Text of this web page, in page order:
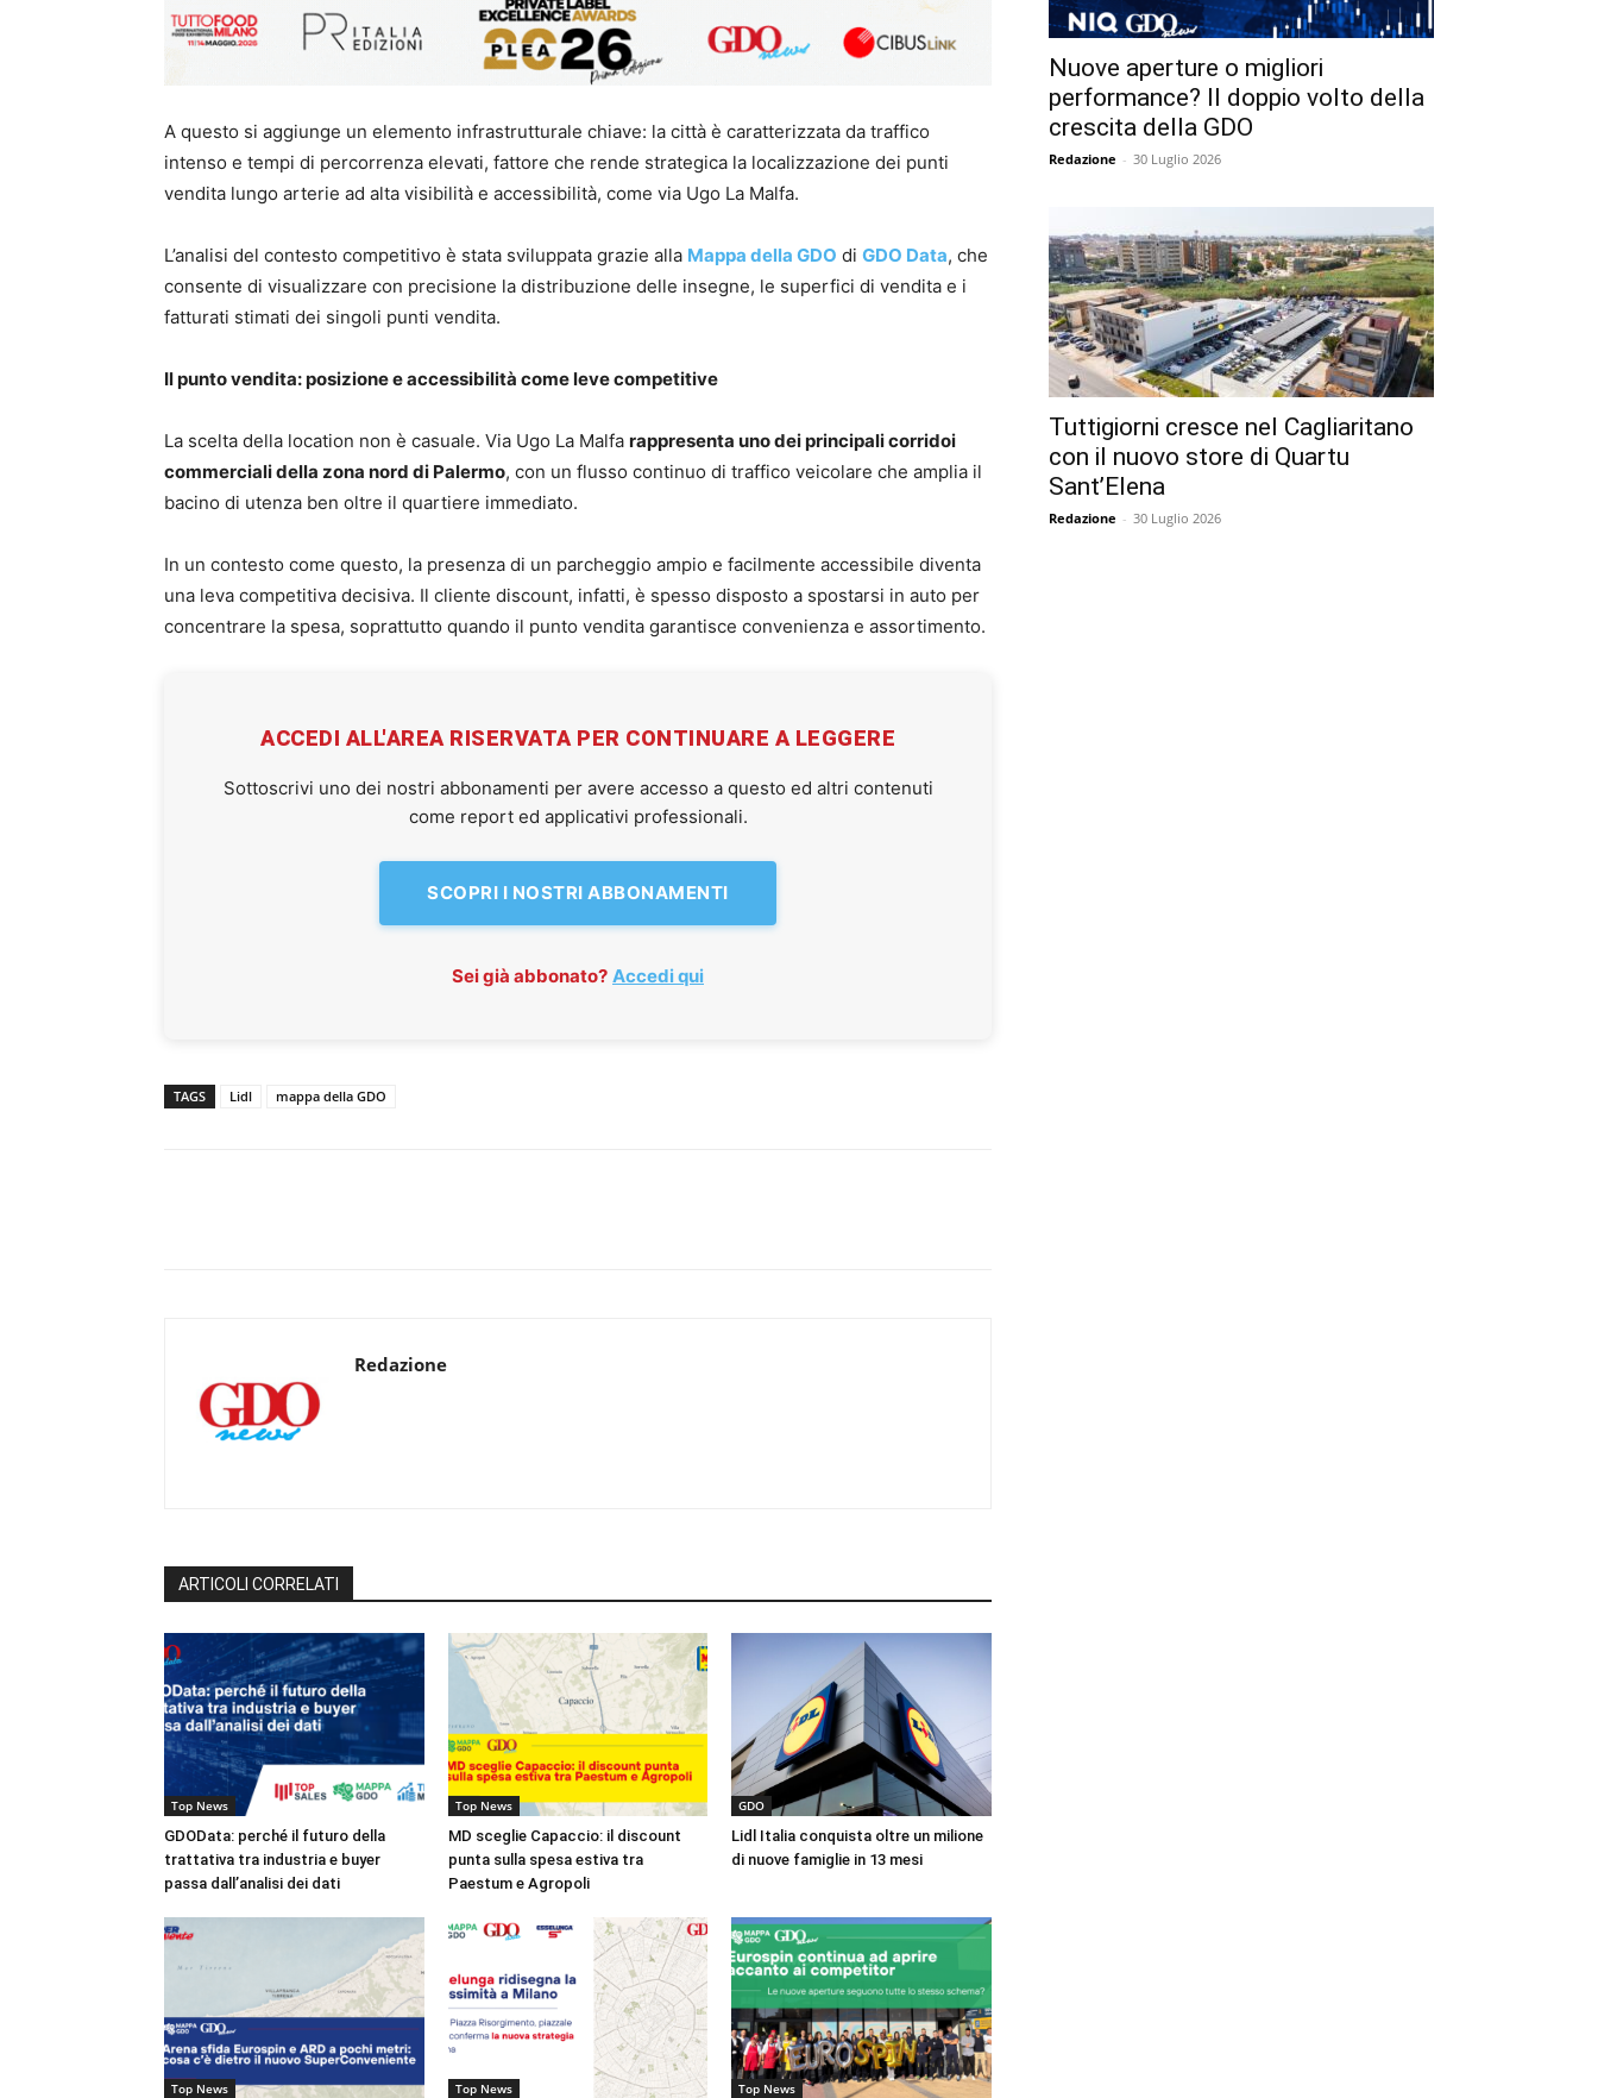
A questo si aggiunge un elemento infrastrutturale chiave: la città è caratterizzata da traffico
intenso e tempi di percorrenza elevati, fattore che rende strategica la localizzazione dei punti
vendita lungo arterie ad alta visibilità e accessibilità, come via Ugo La Malfa.
L’analisi del contesto competitivo è stata sviluppata grazie alla Mappa della GDO di GDO Data, che
consente di visualizzare con precisione la distribuzione delle insegne, le superfici di vendita e i
fatturati stimati dei singoli punti vendita.
Il punto vendita: posizione e accessibilità come leve competitive
La scelta della location non è casuale. Via Ugo La Malfa rappresenta uno dei principali corridoi
commerciali della zona nord di Palermo, con un flusso continuo di traffico veicolare che amplia il
bacino di utenza ben oltre il quartiere immediato.
In un contesto come questo, la presenza di un parcheggio ampio e facilmente accessibile diventa
una leva competitiva decisiva. Il cliente discount, infatti, è spesso disposto a spostarsi in auto per
concentrare la spesa, soprattutto quando il punto vendita garantisce convenienza e assortimento.
ACCEDI ALL'AREA RISERVATA PER CONTINUARE A LEGGERE
Sottoscrivi uno dei nostri abbonamenti per avere accesso a questo ed altri contenuti
come report ed applicativi professionali.
SCOPRI I NOSTRI ABBONAMENTI
Sei già abbonato? Accedi qui
TAGS Lidl mappa della GDO
Redazione
ARTICOLI CORRELATI
Top News
GDOData: perché il futuro della
trattativa tra industria e buyer
passa dall’analisi dei dati
Top News
MD sceglie Capaccio: il discount
punta sulla spesa estiva tra
Paestum e Agropoli
GDO
Lidl Italia conquista oltre un milione
di nuove famiglie in 13 mesi
Top News Top News Top News
Nuove aperture o migliori
performance? Il doppio volto della
crescita della GDO
Redazione - 30 Luglio 2026
Tuttigiorni cresce nel Cagliaritano
con il nuovo store di Quartu
Sant’Elena
Redazione - 30 Luglio 2026